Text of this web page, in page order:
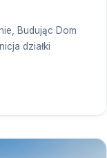
Budując Dom
działki